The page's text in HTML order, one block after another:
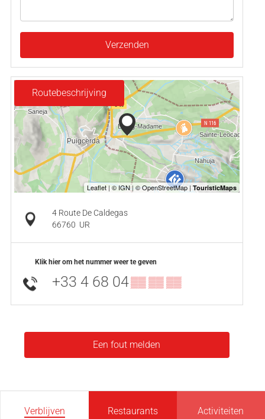
Verzenden
Routebeschrijving
4 Route De Caldegas
66760 UR
Klik hier om het nummer weer te geven
+33 4 68 04▒▒ ▒▒ ▒▒
Een fout melden
Verblijven Restaurants Activiteiten